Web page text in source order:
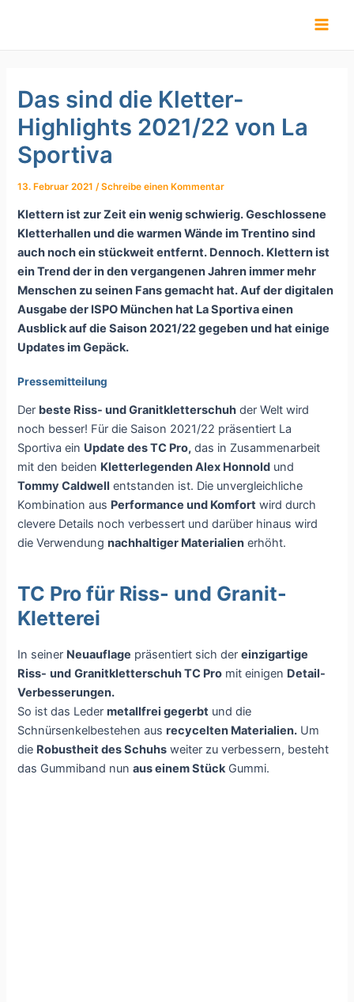
Das sind die Kletter-
Highlights 2021/22 von La
Sportiva
13. Februar 2021 /Schreibe einen Kommentar
Klettern ist zur Zeit ein wenig schwierig. Geschlossene
Kletterhallen und die warmen Wände im Trentino sind
auch noch ein stückweit entfernt. Dennoch. Klettern ist
ein Trend der in den vergangenen Jahren immer mehr
Menschen zu seinen Fans gemacht hat. Auf der digitalen
Ausgabe der ISPO München hat La Sportiva einen
Ausblick auf die Saison 2021/22 gegeben und hat einige
Updates im Gepäck.
Pressemitteilung
Der beste Riss- und Granitkletterschuh der Welt wird
noch besser! Für die Saison 2021/22 präsentiert La
Sportiva ein Update des TC Pro, das in Zusammenarbeit
mit den beiden Kletterlegenden Alex Honnold und
Tommy Caldwell entstanden ist. Die unvergleichliche
Kombination aus Performance und Komfort wird durch
clevere Details noch verbessert und darüber hinaus wird
die Verwendungnachhaltiger Materialien erhöht.
TC Pro für Riss- und Granit-
Kletterei
In seiner Neuauflage präsentiert sich dereinzigartige
Riss- und Granitkletterschuh TC Pro mit einigen Detail-
Verbesserungen.
So ist das Ledermetallfrei gegerbt und die
Schnürsenkelbestehen ausrecycelten Materialien. Um
die Robustheit des Schuhs weiter zu verbessern, besteht
das Gummiband nunaus einem Stück Gummi.